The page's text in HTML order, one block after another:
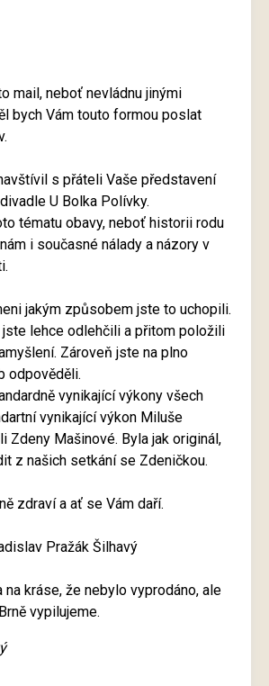
mail, neboť nevládnu jinými
bych Vám touto formou poslat
s přáteli Vaše představení
U Bolka Polívky.
tématu obavy, neboť historii rodu
i současné nálady a názory v
jakým způsobem jste to uchopili.
jste lehce odlehčili a přitom položili
Zároveň jste na plno
odpověděli.
vynikající výkony všech
vynikající výkon Miluše
Zdeny Mašinové. Byla jak originál,
z našich setkání se Zdeničkou.
zdraví a ať se Vám daří.
Pražák Šilhavý
na kráse, že nebylo vyprodáno, ale
vypilujeme.